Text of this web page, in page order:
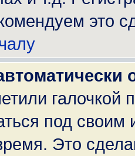
это
галочкой
под
Это